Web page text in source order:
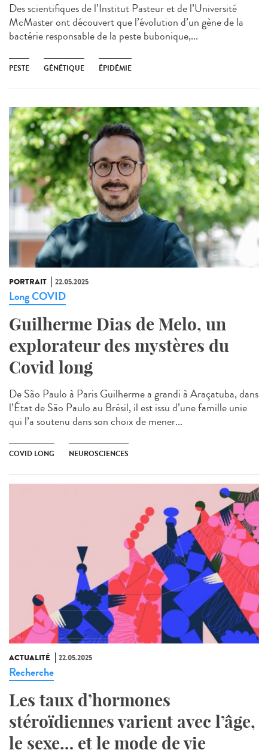
Des scientifiques de l’Institut Pasteur et de l’Université
McMaster ont découvert que l’évolution d’un gène de la
bactérie responsable de la peste bubonique,...
PESTE GÉNÉTIQUE ÉPIDÉMIE
PORTRAIT 22.05.2025
Long COVID
Guilherme Dias de Melo, un
explorateur des mystères du
Covid long
De São Paulo à Paris Guilherme a grandi à Araçatuba, dans
l’État de São Paulo au Brésil, il est issu d’une famille unie
qui l’a soutenu dans son choix de mener...
COVID LONG NEUROSCIENCES
ACTUALITÉ 22.05.2025
Recherche
Les taux d’hormones
stéroïdiennes varient avec l’âge,
le sexe… et le mode de vie